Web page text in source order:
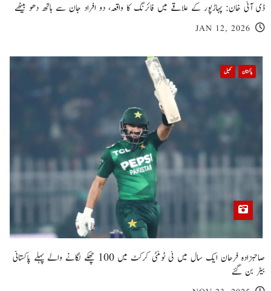
ڈی آئی خان: پہاڑپور کے علاقے میں فائرنگ کا واقعہ، دو افراد جان سے ہاتھ دھو بیٹھے
JAN 12, 2026
پاکستان کھیل
صاحبزادہ فرحان ایک سال میں ٹی ٹوئنٹی کرکٹ میں 100 چھکے لگانے والے پہلے پاکستانی
بیٹر بن گئے